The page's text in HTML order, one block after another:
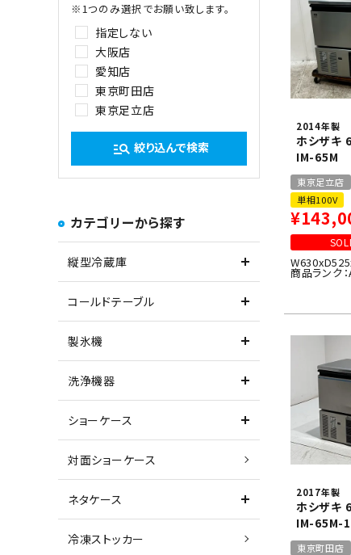
※1つのみ選択でお願い致します。
指定しない
大阪店
愛知店
東京町田店
東京足立店
manage_search 絞り込んで検索
カテゴリーから探す
縦型冷蔵庫
コールドテーブル
製氷機
洗浄機器
ショーケース
対面ショーケース
ネタケース
冷凍ストッカー
2014年製
ホシザキ
IM-65M
東京足立店
単相100V
¥
商品ランク
2017年製
ホシザキ
IM-65M-1
東京町田店